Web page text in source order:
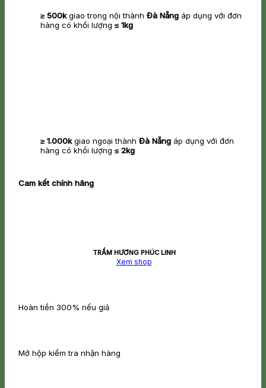
≥ 500kgiao trong nội thành Đà Nẵng áp dụng với đơn
hàng có khối lượng ≤ 1kg
≥ 1.000kgiao ngoại thành Đà Nẵng áp dụng với đơn
hàng có khối lượng ≤ 2kg
Cam kết chính hãng
TRẦM HƯƠNG PHÚC LINH
Xem shop
Hoàn tiền 300% nếu giả
Mở hộp kiểm tra nhận hàng